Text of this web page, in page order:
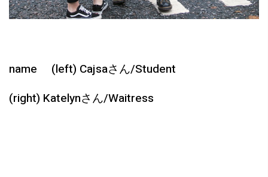
name (left) Cajsaさん/Student
(right) Katelynさん/Waitress